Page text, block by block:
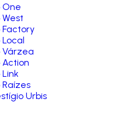
One
Factory
Local
Várzea
Action
Raízes
Urbis